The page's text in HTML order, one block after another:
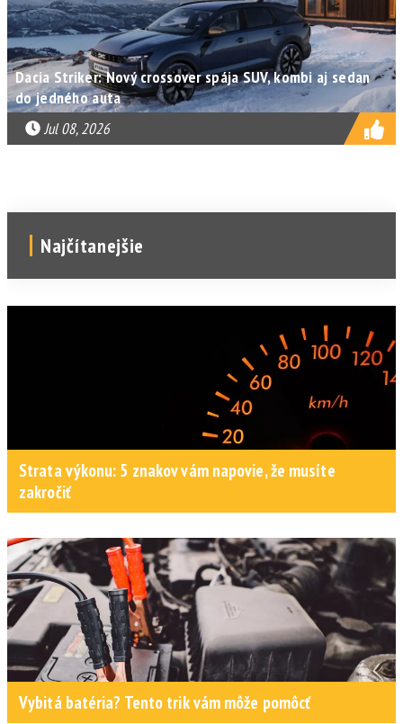
Dacia Striker: Nový crossover spája SUV, kombi aj sedan
do jedného auta
Jul 08, 2026
Najčítanejšie
Strata výkonu: 5 znakov vám napovie, že musíte
zakročiť
Vybitá batéria? Tento trik vám môže pomôcť